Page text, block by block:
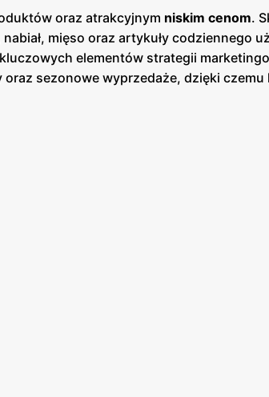
oraz atrakcyjnym niskim cenom.
mięso oraz artykuły codziennego
elementów strategii
sezonowe wyprzedaże, dzięki czemu
papierowej w sklepach, jak i online,
przez
i wysokiej jakości produktów